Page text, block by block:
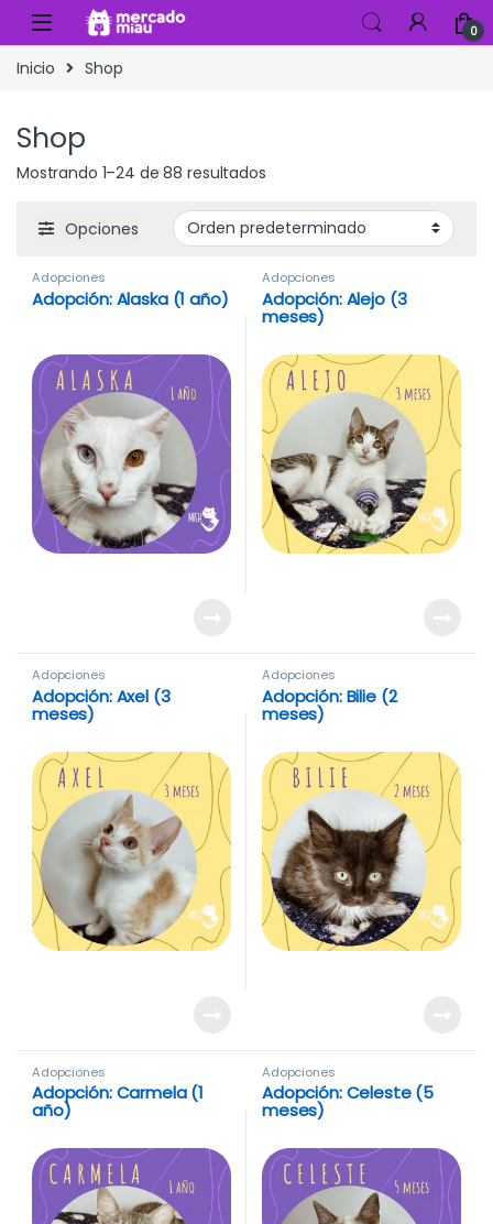
Skip to navigation
Skip to content
0
Inicio Shop
Shop
Mostrando 1–24 de 88 resultados
Opciones
Adopciones
Adopción: Alaska (1 año)
Adopciones
Adopción: Alejo (3
meses)
Adopciones
Adopción: Axel (3
meses)
Adopciones
Adopción: Bilie (2
meses)
Adopciones
Adopción: Carmela (1
año)
Adopciones
Adopción: Celeste (5
meses)